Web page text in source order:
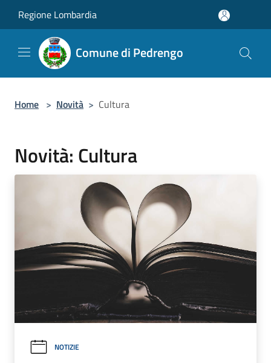
Regione Lombardia
Comune di Pedrengo
Home > Novità > Cultura
Novità: Cultura
NOTIZIE